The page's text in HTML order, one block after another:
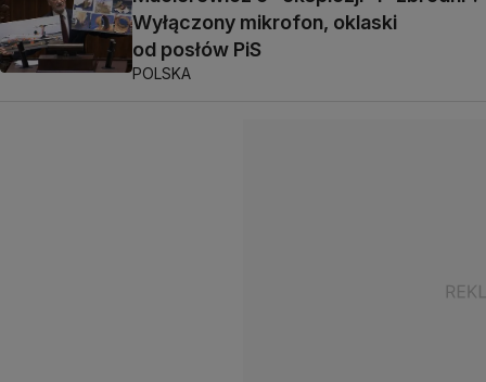
Wyłączony mikrofon, oklaski
od posłów PiS
POLSKA